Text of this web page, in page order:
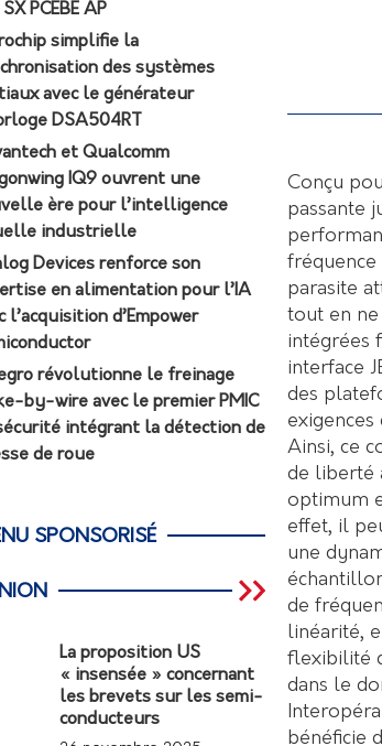
Conçu
passante
fréquence
parasite
tout en
intégrées
interface
des
Ainsi, ce
de liberté
optimum
effet, il
une
de
linéarité,
flexibilité
dans le
bénéficie
PCEBE AP
simplifie la
des systèmes
avec le générateur
DSA504RT
et Qualcomm
IQ9 ouvrent une
ère pour l’intelligence
industrielle
Devices renforce son
en alimentation pour l’IA
l’acquisition d’Empower
révolutionne le freinage
by-wire avec le premier PMIC
intégrant la détection de
de roue
SPONSORISÉ
La proposition US
« insensée » concernant
les brevets sur les semi-
conducteurs